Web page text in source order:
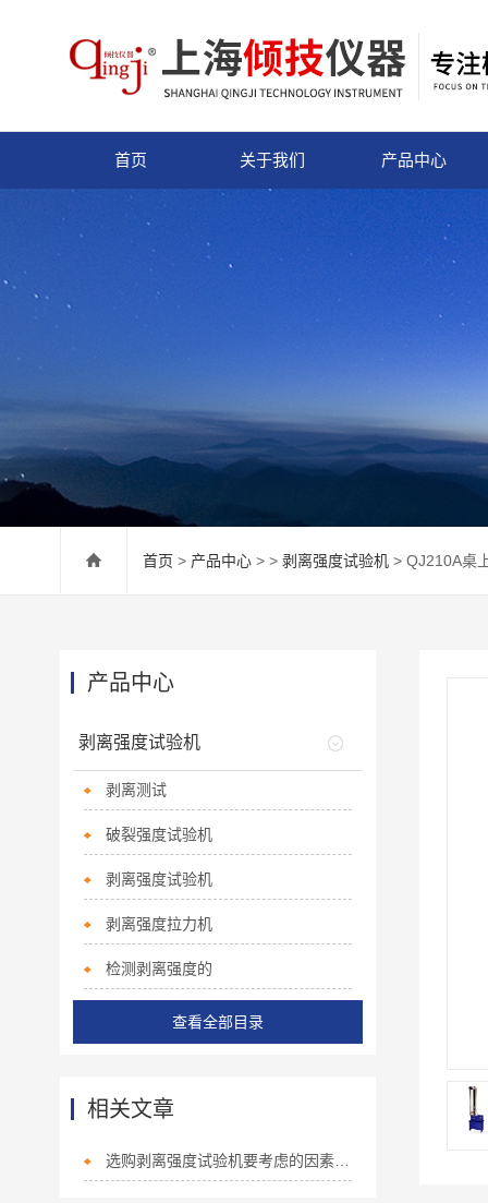
首页 关于我们 产品中心
首页 > 产品中心 > > 剥离强度试验机 > QJ210A桌
产品中心
剥离强度试验机
剥离测试
破裂强度试验机
剥离强度试验机
剥离强度拉力机
检测剥离强度的
查看全部目录
相关文章
选购剥离强度试验机要考虑的因素有哪些